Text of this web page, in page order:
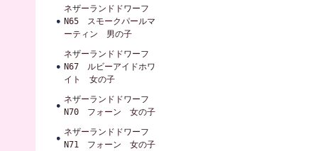
ネザーランドドワーフ
N65 スモークパールマ
ーティン 男の子
ネザーランドドワーフ
N67 ルビーアイドホワ
イト 女の子
ネザーランドドワーフ
N70 フォーン 女の子
ネザーランドドワーフ
N71 フォーン 女の子